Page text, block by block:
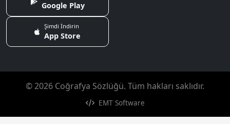
Google Play
Şimdi İndirin
App Store
© 2026 Coğrafya Sözlüğü. Tüm hakları saklıdır.
EMT Software